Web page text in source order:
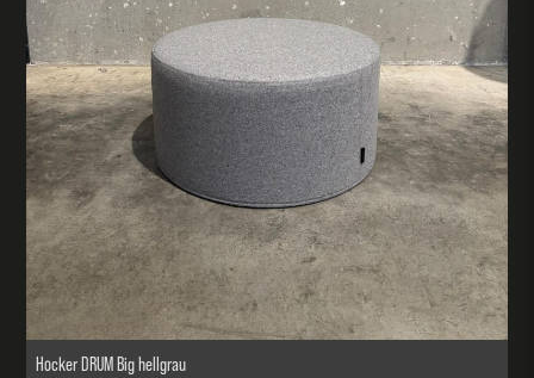
Hocker DRUM Big hellgrau